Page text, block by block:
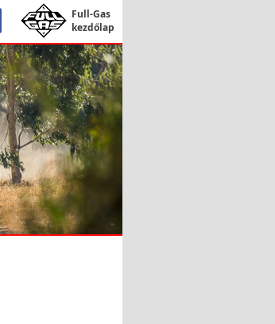
Full-Gas
kezdőlap